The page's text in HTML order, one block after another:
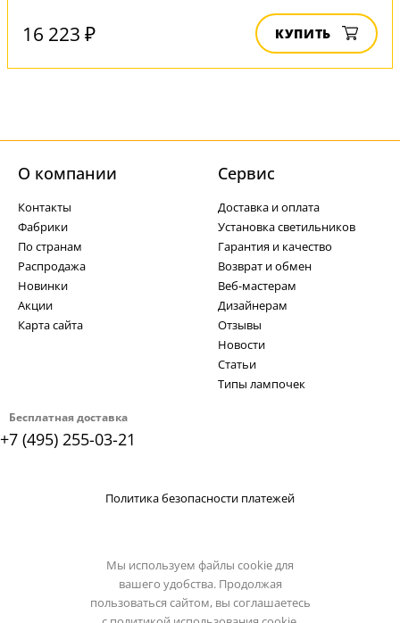
16 223 ₽ КУПИТЬ
Бесплатная доставка
+7 (495) 255-03-21
О компании
Контакты
Фабрики
По странам
Распродажа
Новинки
Акции
Карта сайта
Cервис
Доставка и оплата
Установка светильников
Гарантия и качество
Возврат и обмен
Веб-мастерам
Дизайнерам
Отзывы
Новости
Статьи
Типы лампочек
Политика безопасности платежей
Мы используем файлы cookie для
вашего удобства. Продолжая
пользоваться сайтом, вы соглашаетесь